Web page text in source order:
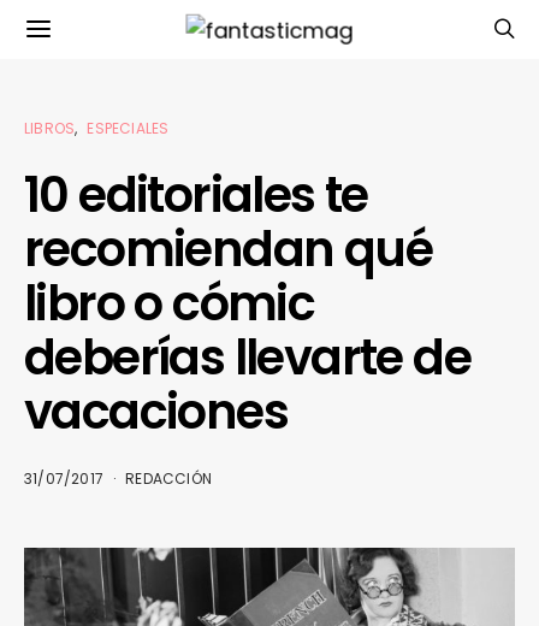
LIBROS ESPECIALES
10 editoriales te
recomiendan qué
libro o cómic
deberías llevarte de
vacaciones
31/07/2017 REDACCIÓN